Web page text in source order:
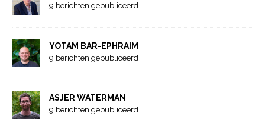
9 berichten gepubliceerd
YOTAM BAR-EPHRAIM
9 berichten gepubliceerd
ASJER WATERMAN
9 berichten gepubliceerd